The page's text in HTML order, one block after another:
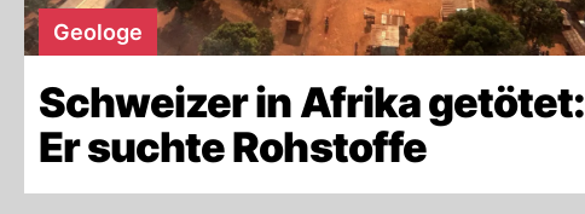
Geologe
Schweizer in Afrika getötet:
Er suchte Rohstoffe